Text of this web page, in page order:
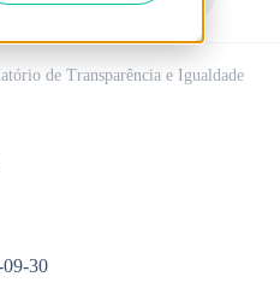
de Transparência e Igualdade
09-30